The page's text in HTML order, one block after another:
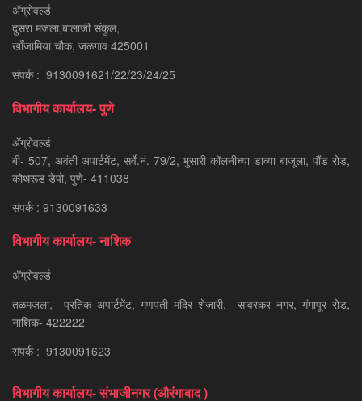
ॲग्रोवर्ल्ड
दुसरा मजला,बालाजी संकुल,
खाँजामिया चौक, जळगाव 425001
संपर्क : 9130091621/22/23/24/25
विभागीय कार्यालय- पुणे
ॲग्रोवर्ल्ड
बी- 507, अवंती अपार्टमेंट, सर्वे.नं. 79/2, भुसारी कॉलनीच्या डाव्या बाजूला, पौंड रोड,
कोथरूड डेपो, पुणे- 411038
संपर्क : 9130091633
विभागीय कार्यालय- नाशिक
ॲग्रोवर्ल्ड
तळमजला, प्रतिक अपार्टमेंट, गणपती मंदिर शेजारी, सावरकर नगर, गंगापूर रोड,
नाशिक- 422222
संपर्क : 9130091623
विभागीय कार्यालय- संभाजीनगर (औरंगाबाद )